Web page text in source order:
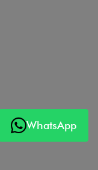
WhatsApp